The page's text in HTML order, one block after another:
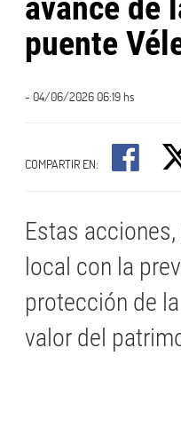
avance de
puente
- 04/06/2026 06:19 hs
COMPARTIR EN:
Estas
local con la
protección de
valor del